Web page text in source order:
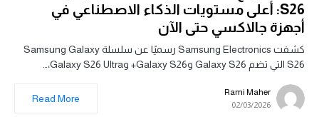
S26: أعلى مستويات الذكاء الاصطناعي في
أجهزة جالاكسي حتى الآن
كشفت Samsung Electronics رسميًا عن سلسلة Samsung Galaxy
S26 التي تضم Galaxy S26 وGalaxy S26+ وGalaxy S26 Ultra،…
Rami Maher
02/03/2026
Read More